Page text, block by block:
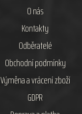
O nás
Kontakty
Odběratelé
Obchodní podmínky
Výměna a vrácení zboží
GDPR